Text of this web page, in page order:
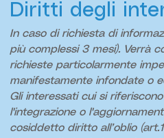
Diritti degli
In caso di richiesta di
più complessi 3 mesi). Verrà
richieste particolarmente
manifestamente infondate o
Gli interessati cui si
l'integrazione o
cosiddetto diritto all’oblio